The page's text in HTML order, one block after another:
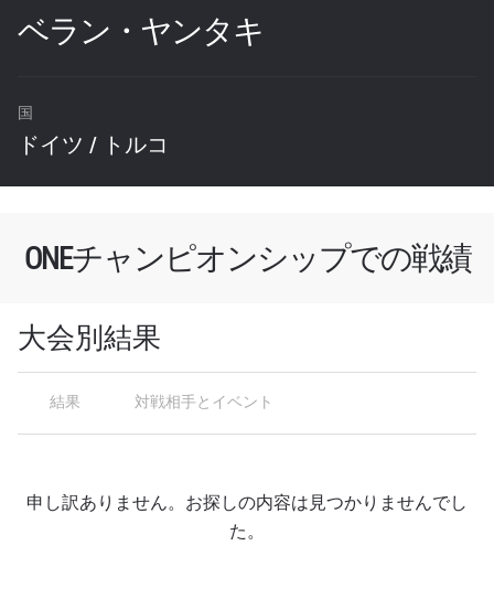
ベラン・ヤンタキ
国
ドイツ / トルコ
ONEチャンピオンシップでの戦績
大会別結果
結果 対戦相手とイベント
申し訳ありません。お探しの内容は見つかりませんでし
た。
対戦相手
大会
ハイライトを見る
最新情報をゲット
名前（ローマ字で記入）
購読
社のプライバシーポリシーに基づく情報の収集、
使用および開示に同意したことになります。お客
様は、いつでも配信を停止することができます。